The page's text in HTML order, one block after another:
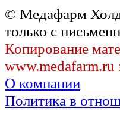
© Медафарм
только с
Копирование
www.medafarm.ru
О компании
Политика в